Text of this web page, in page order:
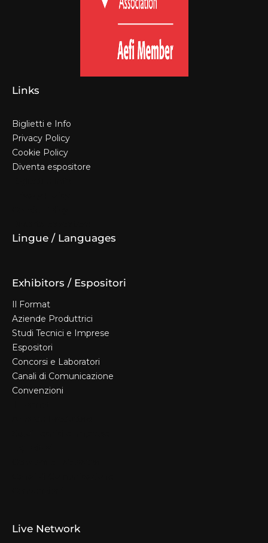
Links
Biglietti e Info
Privacy Policy
Cookie Policy
Diventa espositore
Lingue / Languages
Exhibitors / Espositori
Il Format
Aziende Produttrici
Studi Tecnici e Imprese
Espositori
Concorsi e Laboratori
Canali di Comunicazione
Convenzioni
Live Network